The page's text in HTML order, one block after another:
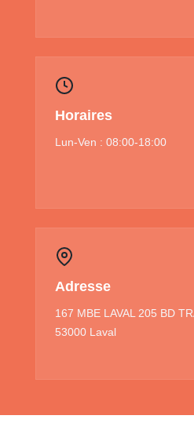
Horaires
Lun-Ven : 08:00-18:00
Adresse
167 MBE LAVAL 205 BD
53000 Laval